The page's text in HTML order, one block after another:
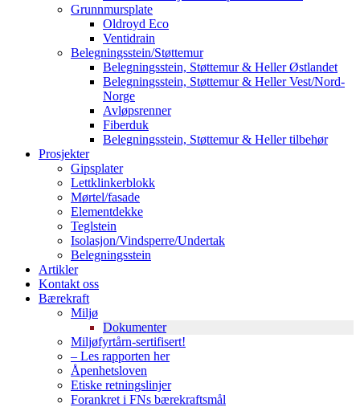
Grunnmursplate
Oldroyd Eco
Ventidrain
Belegningsstein/Støttemur
Belegningsstein, Støttemur & Heller Østlandet
Belegningsstein, Støttemur & Heller Vest/Nord-
Norge
Avløpsrenner
Fiberduk
Belegningsstein, Støttemur & Heller tilbehør
Prosjekter
Gipsplater
Lettklinkerblokk
Mørtel/fasade
Elementdekke
Teglstein
Isolasjon/Vindsperre/Undertak
Belegningsstein
Artikler
Kontakt oss
Bærekraft
Miljø
Dokumenter
Miljøfyrtårn-sertifisert!
– Les rapporten her
Åpenhetsloven
Etiske retningslinjer
Forankret i FNs bærekraftsmål